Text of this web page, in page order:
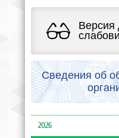
Версия
Сведения об
2026